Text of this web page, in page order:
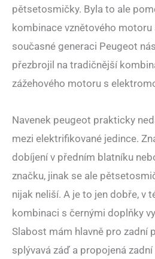
pětsetosmičky. Byla to ale
kombinace vznětového
současné generaci Peugeot
přezbrojil na tradičnější
zážehového motoru s
Navenek peugeot prakticky
mezi elektrifikované jedince.
dobíjení v předním blatníku
značku, jinak se ale
nijak neliší. A je to jen dobře, v
kombinaci s černými doplňky
Slabost mám hlavně pro zadní
splývavá záď a propojená